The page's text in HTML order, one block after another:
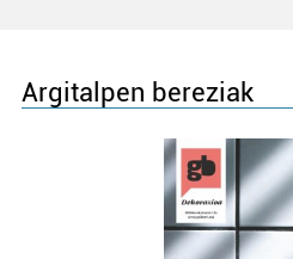
Argitalpen bereziak